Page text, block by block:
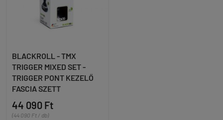
BLACKROLL - TMX
TRIGGER MIXED SET -
TRIGGER PONT KEZELŐ
FASCIA SZETT
44 090 Ft
(44 090 Ft / db)